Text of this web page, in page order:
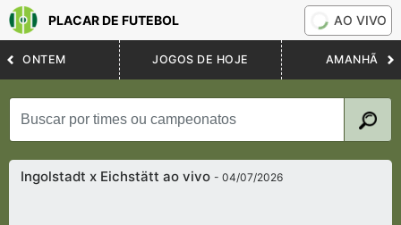
PLACAR DE FUTEBOL AO VIVO
ONTEM JOGOS DE HOJE AMANHÃ
Ingolstadt x Eichstätt ao vivo- 04/07/2026